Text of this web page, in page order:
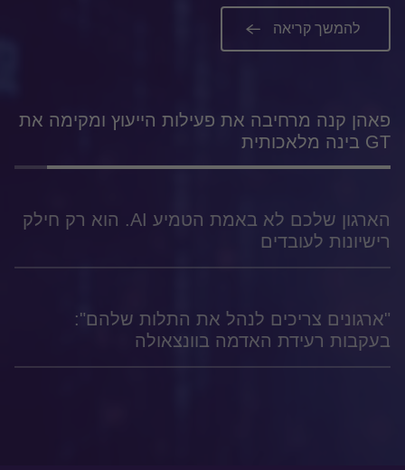
להמשך קריאה
פאהן קנה מרחיבה את פעילות הייעוץ ומקימה את
GT בינה מלאכותית
הארגון שלכם לא באמת הטמיע AI. הוא רק חילק
רישיונות לעובדים
"ארגונים צריכים לנהל את התלות שלהם":
בעקבות רעידת האדמה בוונצאולה